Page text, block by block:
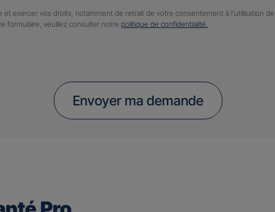
et exercer vos droits, notamment de retrait de votre consentement à l'utilisation
formulaire, veuillez consulter notre politique de confidentialité.
Envoyer ma demande